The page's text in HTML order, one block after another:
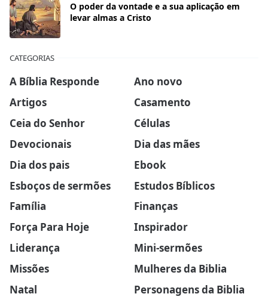
O poder da vontade e a sua aplicação em
levar almas a Cristo
CATEGORIAS
A Bíblia Responde
Ano novo
Artigos
Casamento
Ceia do Senhor
Células
Devocionais
Dia das mães
Dia dos pais
Ebook
Esboços de sermões
Estudos Bíblicos
Família
Finanças
Força Para Hoje
Inspirador
Liderança
Mini-sermões
Missões
Mulheres da Biblia
Natal
Personagens da Biblia